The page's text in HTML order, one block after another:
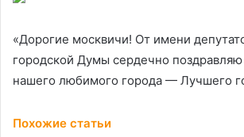
«Дорогие москвичи! От имени
городской Думы сердечно
нашего любимого города — Лучшего
Похожие статьи